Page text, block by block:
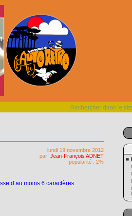
Rechercher dans le site
lundi 19 novembre 2012
par Jean-François ADNET
popularité : 2%
d’au moins 6 caractères.